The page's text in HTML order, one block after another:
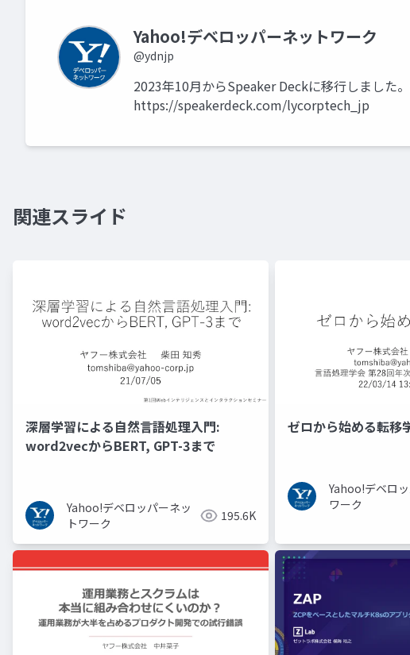
Yahoo!デベロッパーネットワーク
@ydnjp
2023年10月からSpeaker Deckに移行しました
https://speakerdeck.com/lycorptech_jp
関連スライド
深層学習による自然言語処理入門:
word2vecからBERT, GPT-3まで
Yahoo!デベロッパーネッ
トワーク
195.6K
ゼロから始める転移
Yahoo!デベロ
ワーク